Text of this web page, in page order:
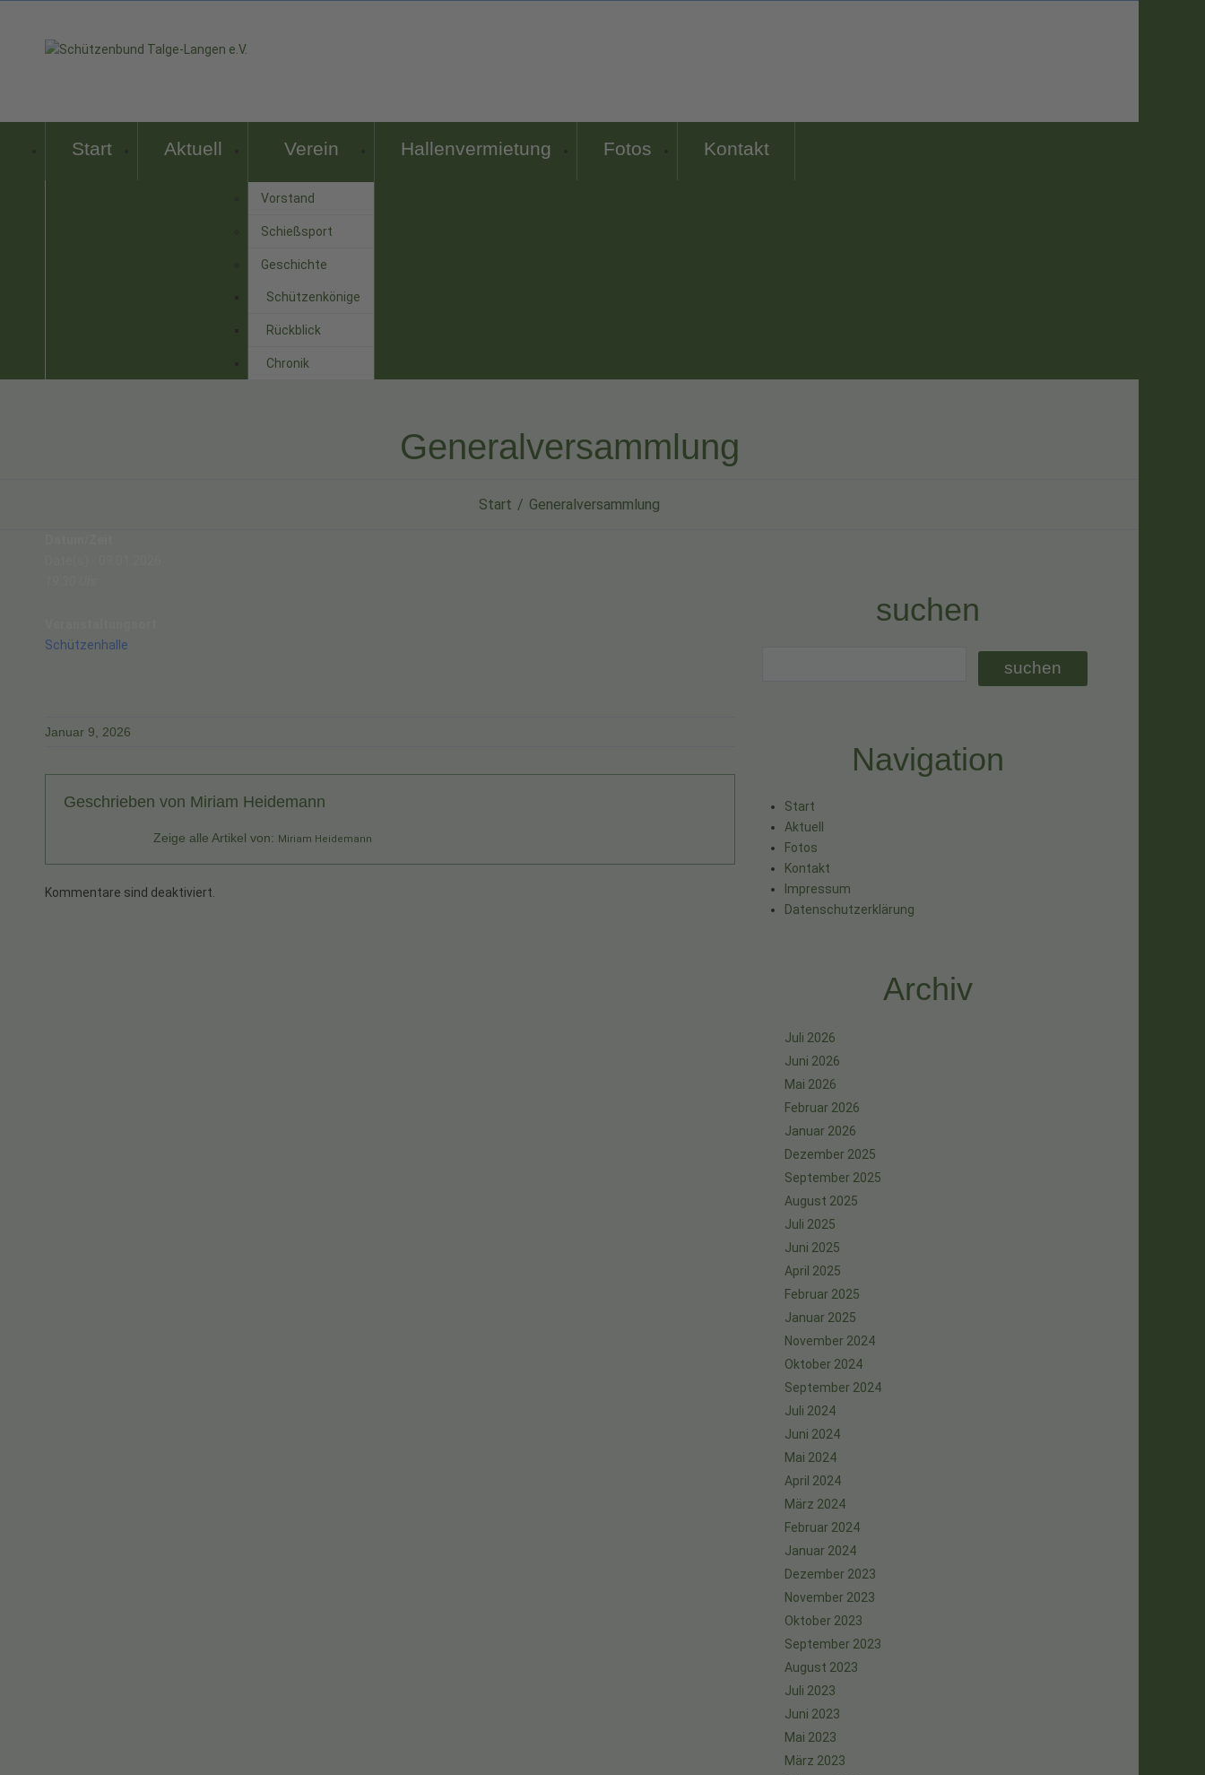
Start Aktuell Verein
Vorstand
Schießsport
Geschichte
Schützenkönige
Rückblick
Chronik
Hallenvermietung Fotos Kontakt
Generalversammlung
Start Generalversammlung
Schützenhalle
Januar 9, 2026
Geschrieben von Miriam Heidemann
Zeige alle Artikel von: Miriam Heidemann
Kommentare sind deaktiviert.
suchen
Navigation
Start
Aktuell
Fotos
Kontakt
Impressum
Datenschutzerklärung
Archiv
Juli 2026
Juni 2026
Mai 2026
Februar 2026
Januar 2026
Dezember 2025
September 2025
August 2025
Juli 2025
Juni 2025
April 2025
Februar 2025
Januar 2025
November 2024
Oktober 2024
September 2024
Juli 2024
Juni 2024
Mai 2024
April 2024
März 2024
Februar 2024
Januar 2024
Dezember 2023
November 2023
Oktober 2023
September 2023
August 2023
Juli 2023
Juni 2023
Mai 2023
März 2023